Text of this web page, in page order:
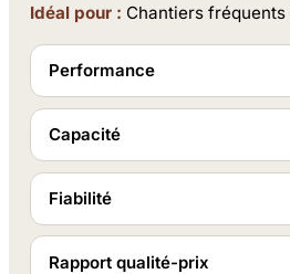
Idéal pour : Chantiers
Performance
Capacité
Fiabilité
Rapport qualité-prix